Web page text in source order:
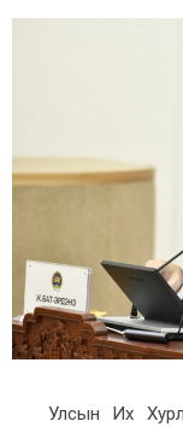
Улсын Их